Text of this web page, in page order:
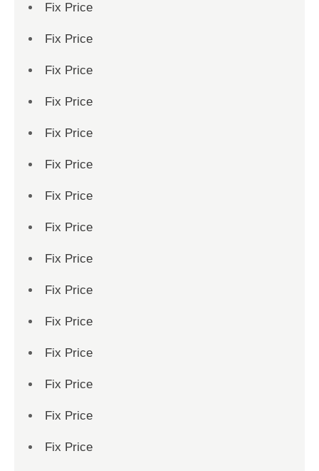
Fix Price
Fix Price
Fix Price
Fix Price
Fix Price
Fix Price
Fix Price
Fix Price
Fix Price
Fix Price
Fix Price
Fix Price
Fix Price
Fix Price
Fix Price